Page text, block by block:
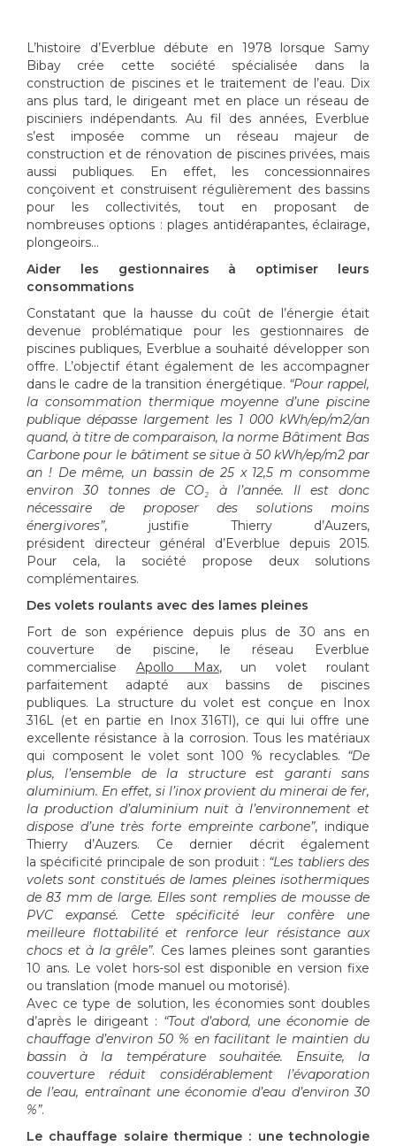
L’histoire d’Everblue débute en 1978 lorsque Samy
Bibay crée cette société spécialisée dans la
construction de piscines et le traitement de l’eau. Dix
ans plus tard, le dirigeant met en place un réseau de
pisciniers indépendants. Au fil des années, Everblue
s’est imposée comme un réseau majeur de
construction et de rénovation de piscines privées, mais
aussi publiques. En effet, les concessionnaires
conçoivent et construisent régulièrement des bassins
pour les collectivités, tout en proposant de
nombreuses options : plages antidérapantes, éclairage,
plongeoirs…
Aider les gestionnaires à optimiser leurs
consommations
Constatant que la hausse du coût de l’énergie était
devenue problématique pour les gestionnaires de
piscines publiques, Everblue a souhaité développer son
offre. L’objectif étant également de les accompagner
dans le cadre de la transition énergétique. “Pour rappel,
la consommation thermique moyenne d’une piscine
publique dépasse largement les 1 000 kWh/ep/m2/an
quand, à titre de comparaison, la norme Bâtiment Bas
Carbone pour le bâtiment se situe à 50 kWh/ep/m2par
an ! De même, un bassin de 25 x 12,5 m consomme
environ 30 tonnes de CO₂ à l’année. Il est donc
nécessaire de proposer des solutions moins
énergivores”, justifie Thierry d’Auzers,
président directeur général d’Everblue depuis 2015.
Pour cela, la société propose deux solutions
complémentaires.
Des volets roulants avec des lames pleines
Fort de son expérience depuis plus de 30 ans en
couverture de piscine, le réseau Everblue
commercialise Apollo Max, un volet roulant
parfaitement adapté aux bassins de piscines
publiques. La structure du volet est conçue en Inox
316L (et en partie en Inox 316TI), ce qui lui offre une
excellente résistance à la corrosion. Tous les matériaux
qui composent le volet sont 100 % recyclables. “De
plus, l’ensemble de la structure est garanti sans
aluminium. En effet, si l’inox provient du minerai de fer,
la production d’aluminium nuit à l’environnement et
dispose d’une très forte empreinte carbone”, indique
Thierry d’Auzers. Ce dernier décrit également
la spécificité principale de son produit : “Les tabliers des
volets sont constitués de lames pleines isothermiques
de 83 mm de large. Elles sont remplies de mousse de
PVC expansé. Cette spécificité leur confère une
meilleure flottabilité et renforce leur résistance aux
chocs et à la grêle”. Ces lames pleines sont garanties
10 ans. Le volet hors-sol est disponible en version fixe
ou translation (mode manuel ou motorisé).
Avec ce type de solution, les économies sont doubles
d’après le dirigeant : “Tout d’abord, une économie de
chauffage d’environ 50 % en facilitant le maintien du
bassin à la température souhaitée. Ensuite, la
couverture réduit considérablement l’évaporation
de l’eau, entraînant une économie d’eau d’environ 30
%”.
Le chauffage solaire thermique : une technologie